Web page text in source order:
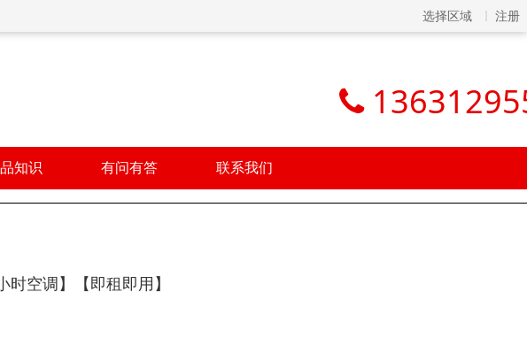
选择区域 注册
知识 有问有答 联系我们
空调】【即租即用】